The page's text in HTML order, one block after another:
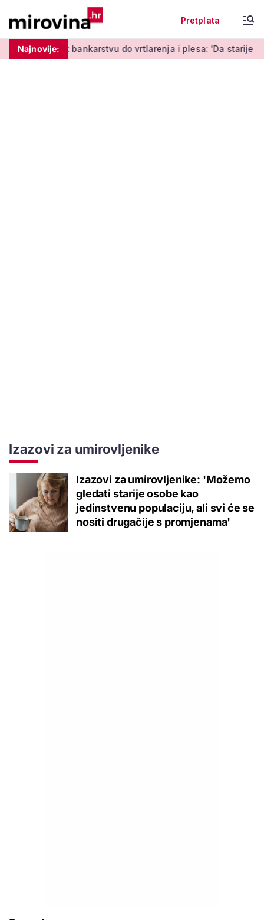
Pretplata
Najnovije:
o internet bankarstvu do vrtlarenja i plesa: 'Da starije
Izazovi za umirovljenike
Izazovi za umirovljenike: 'Možemo
gledati starije osobe kao
jedinstvenu populaciju, ali svi će se
nositi drugačije s promjenama'